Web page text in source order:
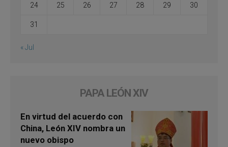
24 25 26 27 28 29 30
31
« Jul
PAPA LEÓN XIV
En virtud del acuerdo con
China, León XIV nombra un
nuevo obispo